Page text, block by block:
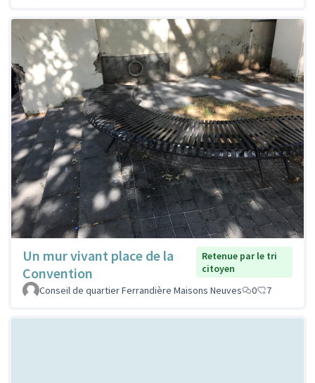
Un mur vivant place de la
Convention
Retenue par le tri
citoyen
Conseil de quartier Ferrandière Maisons Neuves
0 7